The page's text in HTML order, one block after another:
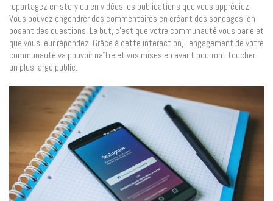
repartagez en story ou en vidéos les publications que vous appréciez.
Vous pouvez engendrer des commentaires en créant des sondages, en
posant des questions. Le but, c’est que votre communauté vous parle et
que vous leur répondez. Grâce à cette interaction, l’engagement de votre
communauté va pouvoir naître et vos mises en avant pourront toucher
un plus large public.